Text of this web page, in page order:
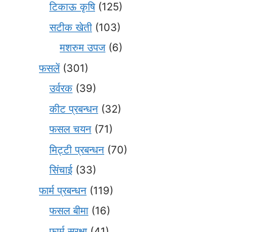
टिकाऊ कृषि(125)
सटीक खेती (103)
मशरुम उपज (6)
फसलें(301)
उर्वरक (39)
कीट प्रबन्धन (32)
फसल चयन (71)
मि‌ट्टी प्रबन्धन (70)
सिंचाई (33)
फार्म प्रबन्धन (119)
फसल बीमा (16)